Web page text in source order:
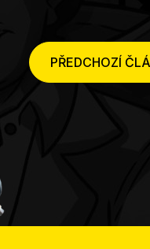
PŘEDCHOZÍ